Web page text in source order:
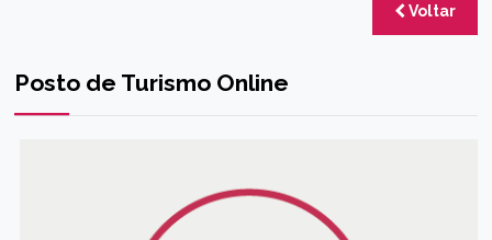
Voltar
Posto de Turismo Online